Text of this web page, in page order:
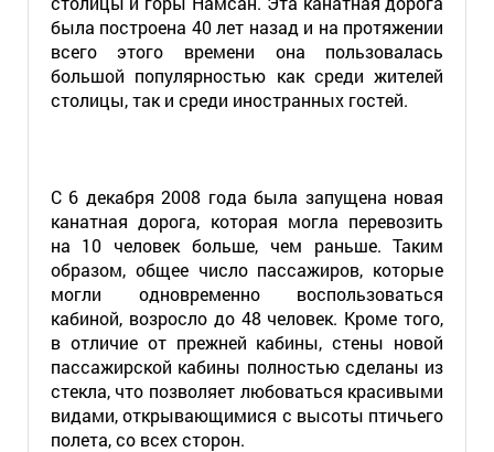
была построена 40 лет назад и на протяжении
всего этого времени она пользовалась
большой популярностью как среди жителей
столицы, так и среди иностранных гостей.
С 6 декабря 2008 года была запущена новая
канатная дорога, которая могла перевозить
на 10 человек больше, чем раньше. Таким
образом, общее число пассажиров, которые
могли одновременно воспользоваться
кабиной, возросло до 48 человек. Кроме того,
в отличие от прежней кабины, стены новой
пассажирской кабины полностью сделаны из
стекла, что позволяет любоваться красивыми
видами, открывающимися с высоты птичьего
полета, со всех сторон.